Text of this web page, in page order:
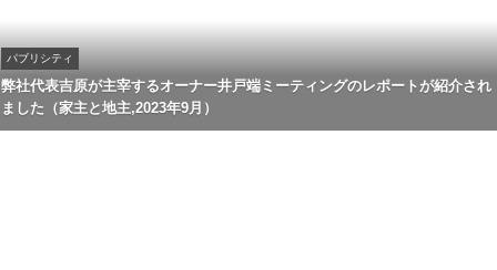
パブリシティ
弊社代表吉原が主宰するオーナー井戸端ミーティングのレポートが紹介され
ました（家主と地主,2023年9月）